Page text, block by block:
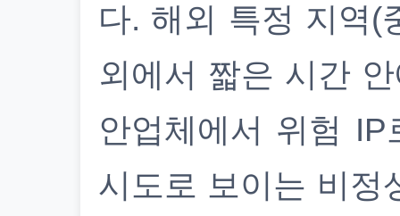
다. 해외 특정 지역(
외에서 짧은 시간
안업체에서 위험
시도로 보이는 비정